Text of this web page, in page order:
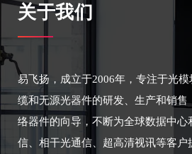
关于我们
易飞扬，成立于2006年，专注于光
缆和无源光器件的研发、生产和销售
络器件的向导，不断为全球数据中心
信、相干光通信、超高清视讯等客户